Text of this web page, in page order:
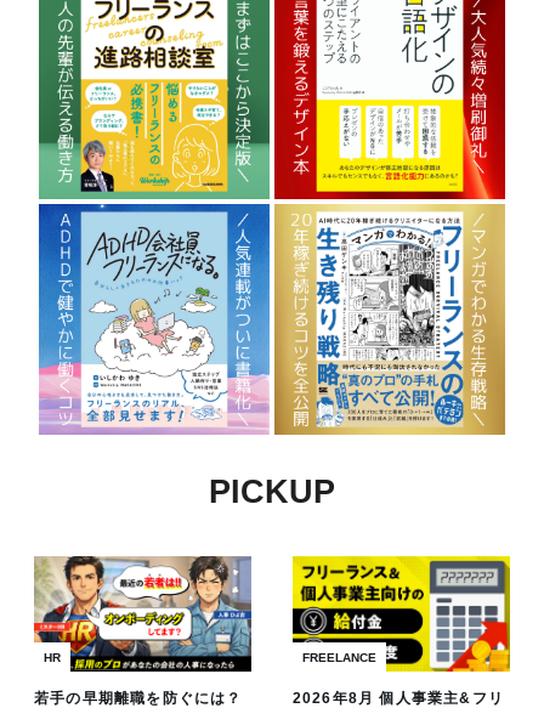
PICKUP
HR
若手の早期離職を防ぐには？
FREELANCE
2026年8月 個人事業主&フリ